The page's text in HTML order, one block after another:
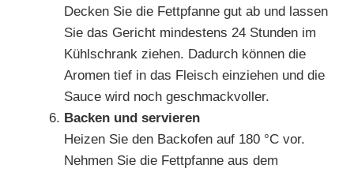
Decken Sie die Fettpfanne gut ab und lassen
Sie das Gericht mindestens 24 Stunden im
Kühlschrank ziehen. Dadurch können die
Aromen tief in das Fleisch einziehen und die
Sauce wird noch geschmackvoller.
Backen und servieren
Heizen Sie den Backofen auf 180 °C vor.
Nehmen Sie die Fettpfanne aus dem